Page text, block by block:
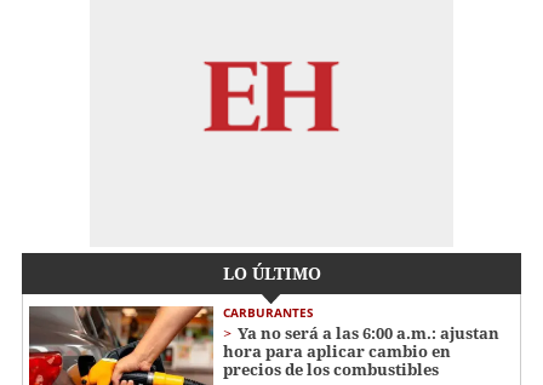
LO ÚLTIMO
CARBURANTES
Ya no será a las 6:00 a.m.: ajustan
hora para aplicar cambio en
precios de los combustibles